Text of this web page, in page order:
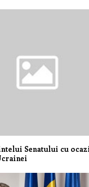
Senatului cu